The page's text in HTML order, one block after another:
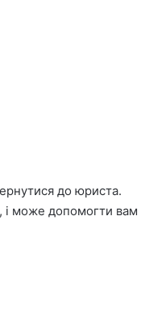
до юриста.
може допомогти вам